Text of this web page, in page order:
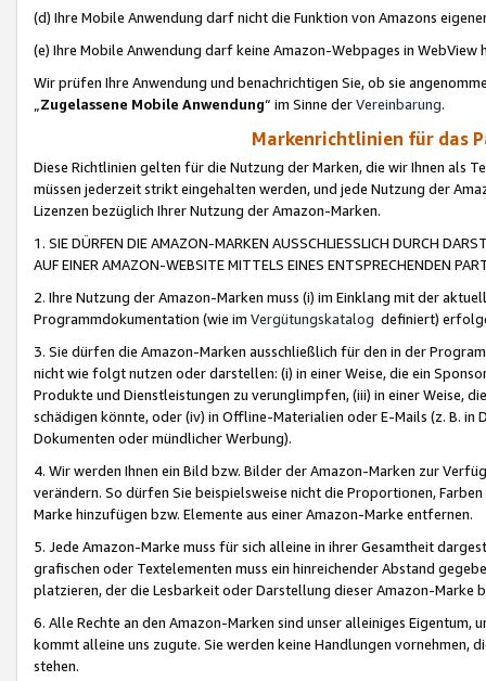
(d) Ihre Mobile Anwendung darf nicht die Funktion von Amazons
(e) Ihre Mobile Anwendung darf keine Amazon-Webpages in WebView
Wir prüfen Ihre Anwendung und benachrichtigen Sie, ob sie
„Zugelassene Mobile Anwendung“ im Sinne derVereinbarung.
Markenrichtlinien für das
Diese Richtlinien gelten für die Nutzung der Marken, die wir Ihnen als
müssen jederzeit strikt eingehalten werden, und jede Nutzung der
Lizenzen bezüglich Ihrer Nutzung der Amazon-Marken.
1. SIE DÜRFEN DIE AMAZON-MARKEN AUSSCHLIESSLICH DURCH
AUF EINER AMAZON-WEBSITE MITTELS EINES ENTSPRECHENDEN
2. Ihre Nutzung der Amazon-Marken muss (i) im Einklang mit der
Programmdokumentation (wie im Vergütungskatalog definiert)
3. Sie dürfen die Amazon-Marken ausschließlich für den in der
nicht wie folgt nutzen oder darstellen: (i) in einer Weise, die ein
Produkte und Dienstleistungen zu verunglimpfen, (iii) in einer Weise,
schädigen könnte, oder (iv) in Offline-Materialien oder E-Mails (z. B. in
Dokumenten oder mündlicher Werbung).
4. Wir werden Ihnen ein Bild bzw. Bilder der Amazon-Marken zur
verändern. So dürfen Sie beispielsweise nicht die Proportionen,
Marke hinzufügen bzw. Elemente aus einer Amazon-Marke entfernen.
5. Jede Amazon-Marke muss für sich alleine in ihrer Gesamtheit
grafischen oder Textelementen muss ein hinreichender Abstand
platzieren, der die Lesbarkeit oder Darstellung dieser Amazon-Marke
6. Alle Rechte an den Amazon-Marken sind unser alleiniges
kommt alleine uns zugute. Sie werden keine Handlungen vornehmen,
stehen.